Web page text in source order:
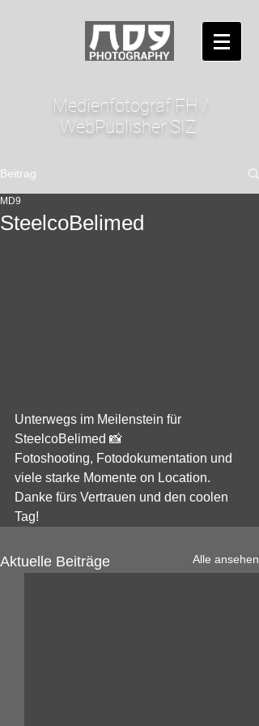
Medienfotograf FH /
WebPublisher SIZ
Beitrag
SteelcoBelimed
MD9
Unterwegs im Meilenstein für
SteelcoBelimed 📸
Fotoshooting, Fotodokumentation und
viele starke Momente on Location.
Danke fürs Vertrauen und den coolen
Tag!
Aktuelle Beiträge Alle ansehen